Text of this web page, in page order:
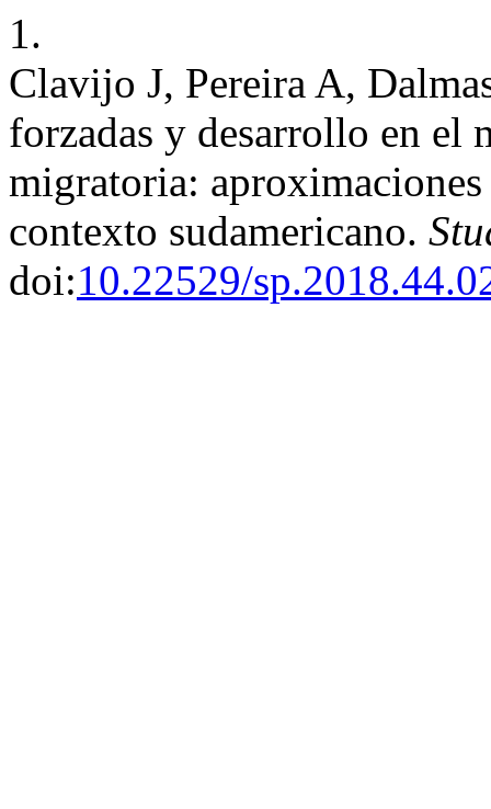
1.
Clavijo J, Pereira A,
forzadas y desarrollo en el
migratoria:
contexto sudamericano.
doi:10.22529/